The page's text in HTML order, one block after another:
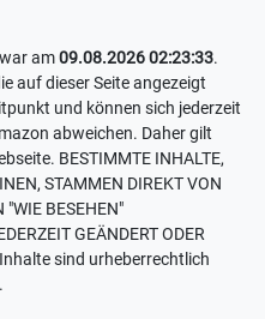
am09.08.2026 02:23:33.
auf dieser Seite angezeigt
und können sich jederzeit
abweichen. Daher gilt
BESTIMMTE INHALTE,
STAMMEN DIREKT VON
"WIE BESEHEN"
GEÄNDERT ODER
sind urheberrechtlich